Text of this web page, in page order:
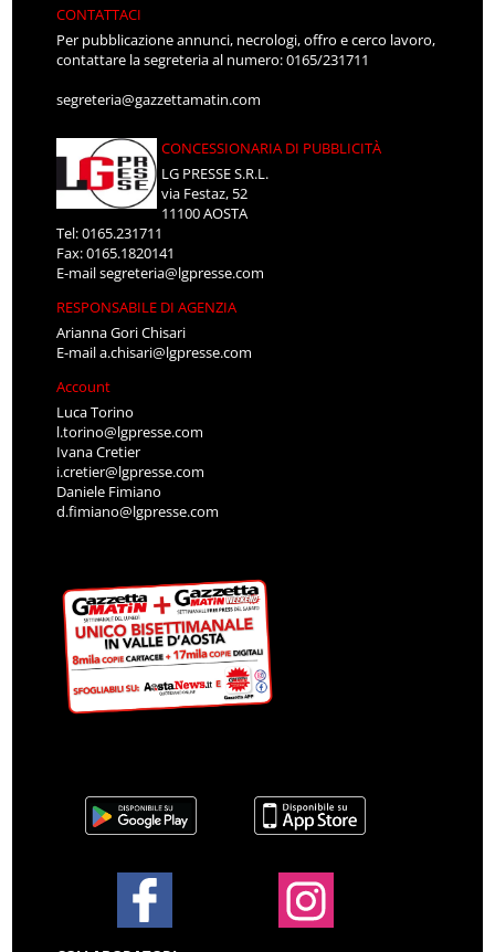
CONTATTACI
Per pubblicazione annunci, necrologi, offro e cerco lavoro,
contattare la segreteria al numero: 0165/231711
segreteria@gazzettamatin.com
CONCESSIONARIA DI PUBBLICITÀ
LG PRESSE S.R.L.
via Festaz, 52
11100 AOSTA
Tel: 0165.231711
Fax: 0165.1820141
E-mailsegreteria@lgpresse.com
RESPONSABILE DI AGENZIA
Arianna Gori Chisari
E-maila.chisari@lgpresse.com
Account
Luca Torino
l.torino@lgpresse.com
Ivana Cretier
i.cretier@lgpresse.com
Daniele Fimiano
d.fimiano@lgpresse.com